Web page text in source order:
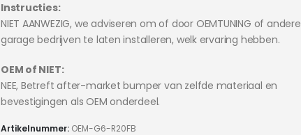
Instructies:
NIET AANWEZIG, we adviseren om of door OEMTUNING of andere
garage bedrijven te laten installeren, welk ervaring hebben.
OEM of NIET:
NEE, Betreft after-market bumper van zelfde materiaal en
bevestigingen als OEM onderdeel.
Artikelnummer: OEM-G6-R20FB